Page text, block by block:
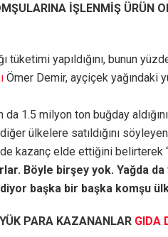
İŞLENMİŞ ÜRÜN
yapıldığını, bunun
Ömer Demir, ayçiçek yağındaki
1.5 milyon ton buğday
ülkelere satıldığını
kazanç elde ettiğini belirterek
Böyle birşey yok. Yağda da
başka bir başka komşu
PARA KAZANANLAR GIDA